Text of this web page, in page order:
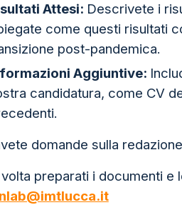
Attesi: Descrivete i
come questi risultati
post-pandemica.
Aggiuntive:
candidatura, come CV
domande sulla
volta preparati i documenti e